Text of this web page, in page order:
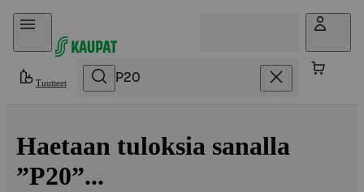
Hyppää sisältöön
Tuotteet
Haetaan tuloksia sanalla
”P20”...